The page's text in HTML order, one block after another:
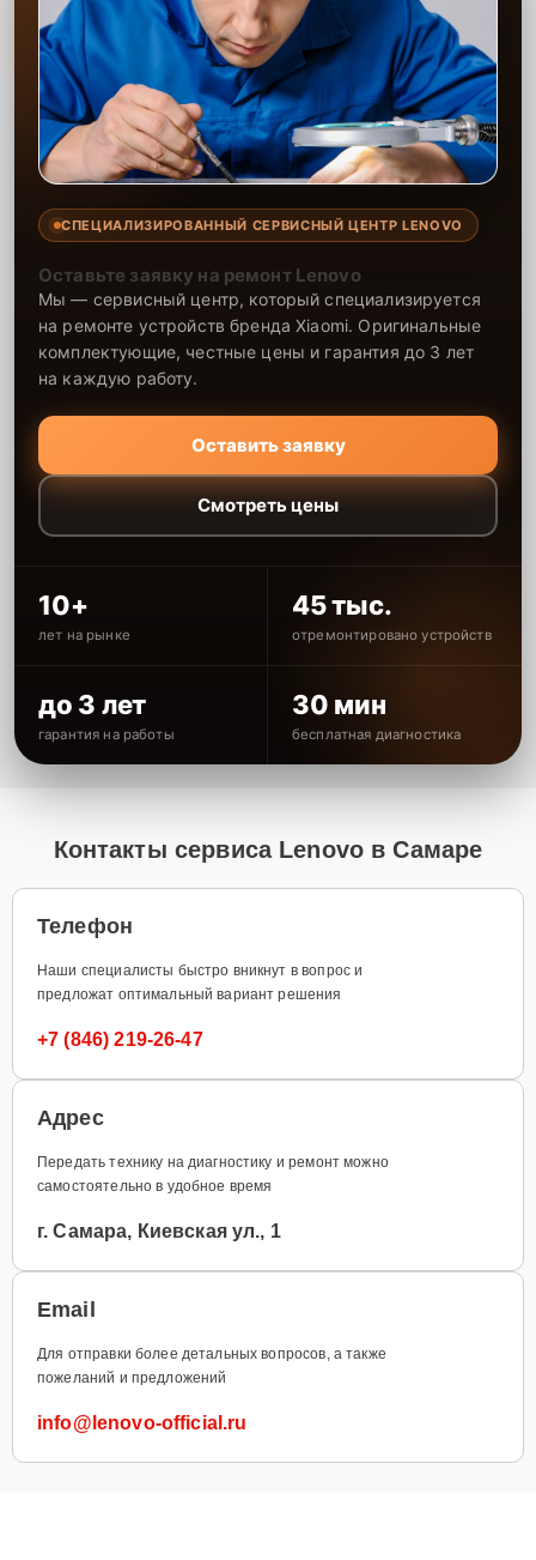
СПЕЦИАЛИЗИРОВАННЫЙ СЕРВИСНЫЙ ЦЕНТР LENOVO
Оставьте заявку на ремонт Lenovo
Мы — сервисный центр, который специализируется
на ремонте устройств бренда Xiaomi. Оригинальные
комплектующие, честные цены и гарантия до 3 лет
на каждую работу.
Оставить заявку
Смотреть цены
10+
лет на рынке
45 тыс.
отремонтировано устройств
до 3 лет
гарантия на работы
30 мин
бесплатная диагностика
Контакты сервиса Lenovo в Самаре
Телефон
Наши специалисты быстро вникнут в вопрос и
предложат оптимальный вариант решения
+7 (846) 219-26-47
Адрес
Передать технику на диагностику и ремонт можно
самостоятельно в удобное время
г. Самара, Киевская ул., 1
Email
Для отправки более детальных вопросов, а также
пожеланий и предложений
info@lenovo-official.ru